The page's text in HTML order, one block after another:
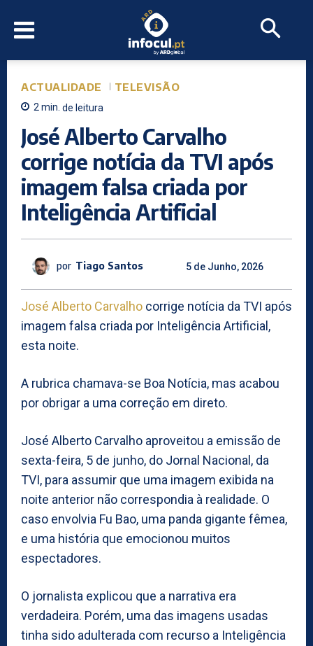
ACTUALIDADE TELEVISÃO
2min. de leitura
José Alberto Carvalho
corrige notícia da TVI após
imagem falsa criada por
Inteligência Artificial
por Tiago Santos 5 de Junho, 2026
José Alberto Carvalho corrige notícia da TVI após
imagem falsa criada por Inteligência Artificial,
esta noite.
A rubrica chamava-se Boa Notícia, mas acabou
por obrigar a uma correção em direto.
José Alberto Carvalho aproveitou a emissão de
sexta-feira, 5 de junho, do Jornal Nacional, da
TVI, para assumir que uma imagem exibida na
noite anterior não correspondia à realidade. O
caso envolvia Fu Bao, uma panda gigante fêmea,
e uma história que emocionou muitos
espectadores.
O jornalista explicou que a narrativa era
verdadeira. Porém, uma das imagens usadas
tinha sido adulterada com recurso a Inteligência